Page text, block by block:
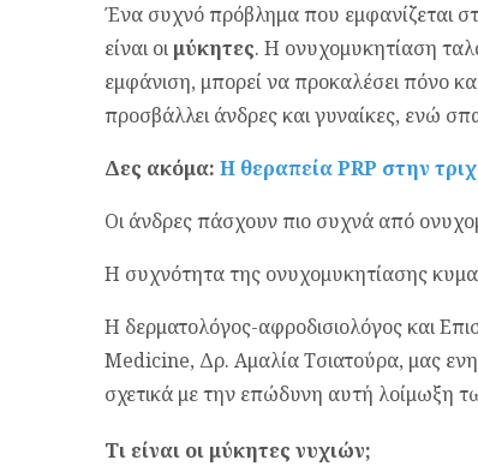
Ένα συχνό πρόβλημα που εμφανίζεται
είναι οιμύκητες. Η ονυχομυκητίαση
εμφάνιση, μπορεί να προκαλέσει πόνο
προσβάλλει άνδρες και γυναίκες, ενώ
Δες ακόμα: H θεραπεία PRP στην
Οι άνδρες πάσχουν πιο συχνά από
Η συχνότητα της ονυχομυκητίασης
Η δερματολόγος-αφροδισιολόγος και
Medicine, Δρ. Αμαλία Τσιατούρα, μας
σχετικά με την επώδυνη αυτή λοίμωξη
Τι είναι οι μύκητες νυχιών;